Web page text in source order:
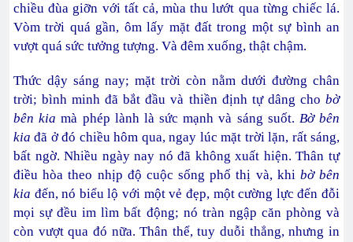
chiều đùa giỡn với tất cả, mùa thu lướt qua từng chiếc lá.
Vòm trời quá gần, ôm lấy mặt đất trong một sự bình an
vượt quá sức tưởng tượng. Và đêm xuống, thật chậm.
Thức dậy sáng nay; mặt trời còn nằm dưới đường chân
trời; bình minh đã bắt đầu và thiền định tự dâng cho bờ
bên kia mà phép lành là sức mạnh và sáng suốt. Bờ bên
kia đã ở đó chiều hôm qua, ngay lúc mặt trời lặn, rất sáng,
bất ngờ. Nhiều ngày nay nó đã không xuất hiện. Thân tự
điều hòa theo nhịp độ cuộc sống phố thị và, khi bờ bên
kia đến, nó biểu lộ với một vẻ đẹp, một cường lực đến đỗi
mọi sự đều im lìm bất động; nó tràn ngập căn phòng và
còn vượt qua đó nữa. Thân thể, tuy duỗi thẳng, nhưng in